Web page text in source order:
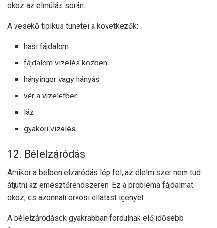
okoz az elmúlás során.
A vesekő tipikus tünetei a következők:
hasi fájdalom
fájdalom vizelés közben
hányinger vagy hányás
vér a vizeletben
láz
gyakori vizelés
12. Bélelzáródás
Amikor a bélben elzáródás lép fel, az élelmiszer nem tud
átjutni az emésztőrendszeren. Ez a probléma fájdalmat
okoz, és azonnali orvosi ellátást igényel.
A bélelzáródások gyakrabban fordulnak elő idősebb